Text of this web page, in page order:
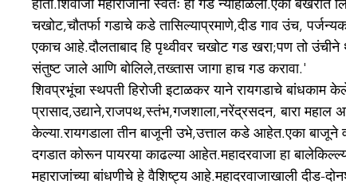
होता.शिवाजी महाराजांनी स्वतः हा गड न्याहाळला.एका
चखोट,चौतर्फा गडाचे कडे तासिल्याप्रमाणे,दीड गाव उंच,
एकाच आहे.दौलताबाद हि पृथ्वीवर चखोट गड खरा;पण तो
संतुष्ट जाले आणि बोलिले,तख्तास जागा हाच गड करावा.'
शिवप्रभूंचा स्थपती हिरोजी इटाळकर याने रायगडाचे बांधकाम
प्रासाद,उद्याने,राजपथ,स्तंभ,गजशाला,नरेंद्रसदन, बारा महाल
केल्या.रायगडाला तीन बाजूनी उभे,उत्ताल कडे आहेत.एका बाजूने
दगडात कोरून पायरया काढल्या आहेत.महादरवाजा हा
महाराजांच्या बांधणीचे हे वैशिष्ट्य आहे.महादरवाजाखाली